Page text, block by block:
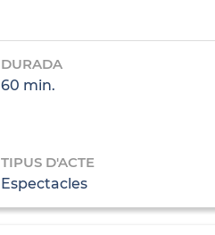
DURADA
60 min.
TIPUS D'ACTE
Espectacles